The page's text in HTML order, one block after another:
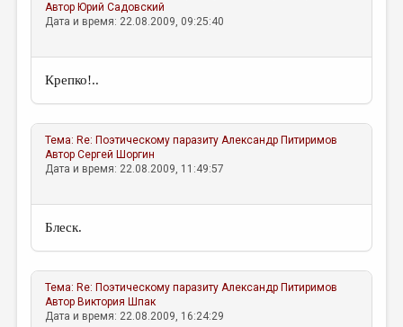
Автор Юрий Садовский
Дата и время: 22.08.2009, 09:25:40
Крепко!..
Тема: Re: Поэтическому паразиту Александр Питиримов
АвторСергей Шоргин
Дата и время: 22.08.2009, 11:49:57
Блеск.
Тема: Re: Поэтическому паразиту Александр Питиримов
Автор Виктория Шпак
Дата и время: 22.08.2009, 16:24:29